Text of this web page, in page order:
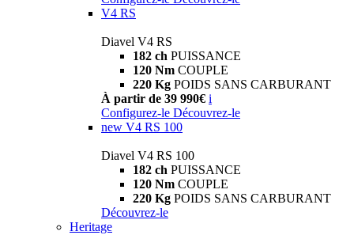
V4 RS
Diavel V4 RS
182 ch PUISSANCE
120 Nm COUPLE
220 Kg POIDS SANS CARBURANT
À partir de 39 990€ i
Configurez-le Découvrez-le
new V4 RS 100
Diavel V4 RS 100
182 ch PUISSANCE
120 Nm COUPLE
220 Kg POIDS SANS CARBURANT
Découvrez-le
Heritage